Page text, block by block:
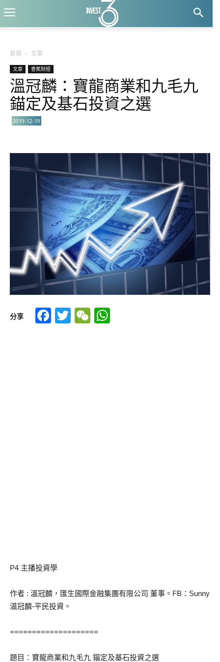
首頁 文章
文章 香蕉財經
溫冠麟：寶龍商業和九毛九
錨定及基石投資之選
2019-12-19
分享 Facebook
TwitterWeChat
P4 主播投資學
作者 : 溫冠麟，匯生國際金融集團有限公司 董事。FB：Sunny
温冠麟-平民投資。
====================
題目：寶龍商業和九毛九 錨定及基石投資之選